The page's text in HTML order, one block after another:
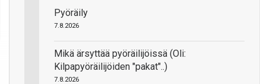
Pyöräily
7.8.2026
Mikä ärsyttää pyöräilijöissä (Oli:
Kilpapyöräilijöiden "pakat"..)
7.8.2026